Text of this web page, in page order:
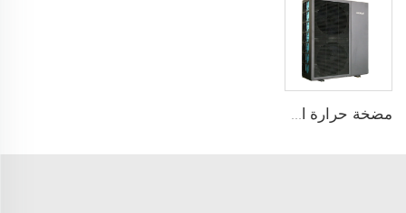
مضخة حرارة EVI بإنفرتر DC من JIADELE لتحويل الهواء إلى ماء لتدفئة وتبريد المنازل ومياه الشرب R290